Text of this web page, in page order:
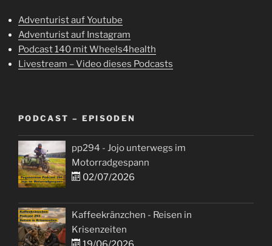
Adventurist auf Youtube
Adventurist auf Instagram
Podcast 140 mit Wheels4health
Livestream – Video dieses Podcasts
PODCAST – EPISODEN
pp294 - Jojo unterwegs im
Motorradgespann
02/07/2026
Kaffeekränzchen - Reisen in
Krisenzeiten